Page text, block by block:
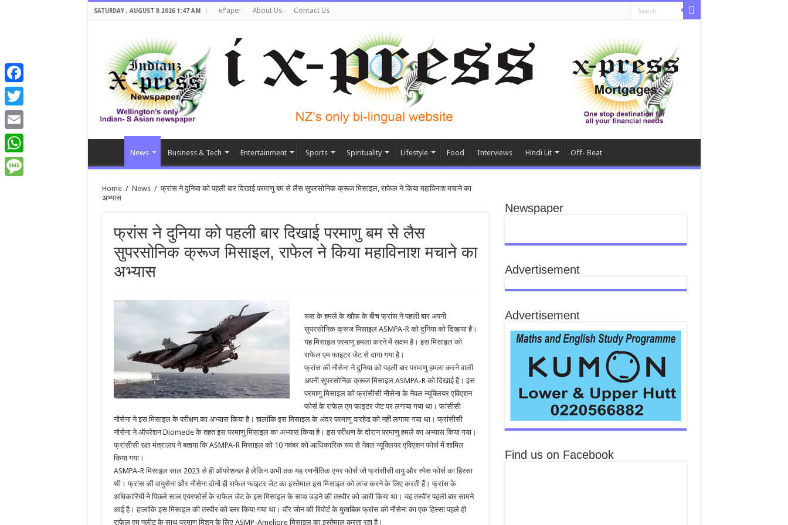
SATURDAY , AUGUST 8 2026 1:47 AM ePaper About Us Contact Us
News Business & Tech Entertainment Sports Spirituality Lifestyle Food Interviews Hindi Lit Off- Beat
Home / News / फ्रांस ने दुनिया को पहली बार दिखाई परमाणु बम से लैस सुपरसोनिक क्रूज मिसाइल, राफेल ने किया महाव‍िनाश मचाने का
अभ्‍यास
फ्रांस ने दुनिया को पहली बार दिखाई परमाणु बम से लैस
सुपरसोनिक क्रूज मिसाइल, राफेल ने किया महाव‍िनाश मचाने का
अभ्‍यास
रूस के हमले के खौफ के बीच फ्रांस ने पहली बार अपनी
सुपरसोनिक क्रूज मिसाइल ASMPA-R को दुनिया को दिखाया है।
यह मिसाइल परमाणु हमला करने में सक्षम है। इस मिसाइल को
राफेल एम फाइटर जेट से दागा गया है।
फ्रांस की नौसेना ने दुनिया को पहली बार परमाणु हमला करने वाली
अपनी सुपरसोनिक क्रूज मिसाइल ASMPA-R को दिखाई है। इस
परमाणु मिसाइल को फ्रांसीसी नौसेना के नेवल न्‍यूक्लियर एविएशन
फोर्स के राफेल एम फाइटर जेट पर लगाया गया था। फांसीसी
नौसेना ने इस मिसाइल के परीक्षण का अभ्‍यास किया है। हालांकि इस मिसाइल के अंदर परमाणु वारहेड को नहीं लगाया गया था। फ्रांसीसी
नौसेना ने ऑपरेशन Diomede के तहत इस परमाणु मिसाइल का अभ्‍यास किया है। इस परीक्षण के दौरान परमाणु हमले का अभ्‍यास किया गया।
फ्रांसीसी रक्षा मंत्रालय ने बताया कि ASMPA-R मिसाइल को 10 नवंबर को आधिकारिक रूप से नेवल न्‍यूक्लियर एविएशन फोर्स में शामिल
किया गया।
ASMPA-R मिसाइल साल 2023 से ही ऑपरेशनल है लेकिन अभी तक यह रणनीतिक एयर फोर्स जो फ्रांसीसी वायु और स्‍पेस फोर्स का हिस्‍सा
थी। फ्रांस की वायुसेना और नौसेना दोनों ही राफेल फाइटर जेट का इस्‍तेमाल इस मिसाइल को लांच करने के लिए करती हैं। फ्रांस के
अधिकारियों ने पिछले साल एयरफोर्स के राफेल जेट के इस मिसाइल के साथ उड़ने की तस्‍वीर को जारी किया था। यह तस्‍वीर पहली बार सामने
आई है। हालांकि इस मिसाइल की तस्‍वीर को ब्‍लर किया गया था। वॉर जोन की रिपोर्ट के मुताबिक फ्रांस की नौसेना का एक हिस्‍सा पहले ही
राफेल एम फ्लीट के साथ परमाणु मिशन के लिए ASMP-Ameliore मिसाइल का इस्‍तेमाल करता रहा है।
Newspaper
Advertisement
Advertisement
Find us on Facebook
Facebook
Twitter
Email
WhatsApp